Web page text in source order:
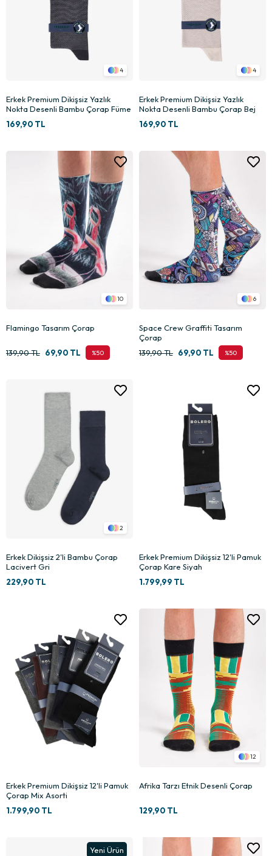
4
Erkek Premium Dikişsiz Yazlık
Nokta Desenli Bambu Çorap Füme
169,90 TL
4
Erkek Premium Dikişsiz Yazlık
Nokta Desenli Bambu Çorap Bej
169,90 TL
10
Flamingo Tasarım Çorap
%50
69,90 TL
139,90 TL
6
Space Crew Graffiti Tasarım
Çorap
%50
69,90 TL
139,90 TL
2
Erkek Dikişsiz 2'li Bambu Çorap
Lacivert Gri
229,90 TL
Erkek Premium Dikişsiz 12'li Pamuk
Çorap Kare Siyah
1.799,99 TL
Erkek Premium Dikişsiz 12'li Pamuk
Çorap Mix Asorti
1.799,90 TL
12
Afrika Tarzı Etnik Desenli Çorap
129,90 TL
Yeni Ürün